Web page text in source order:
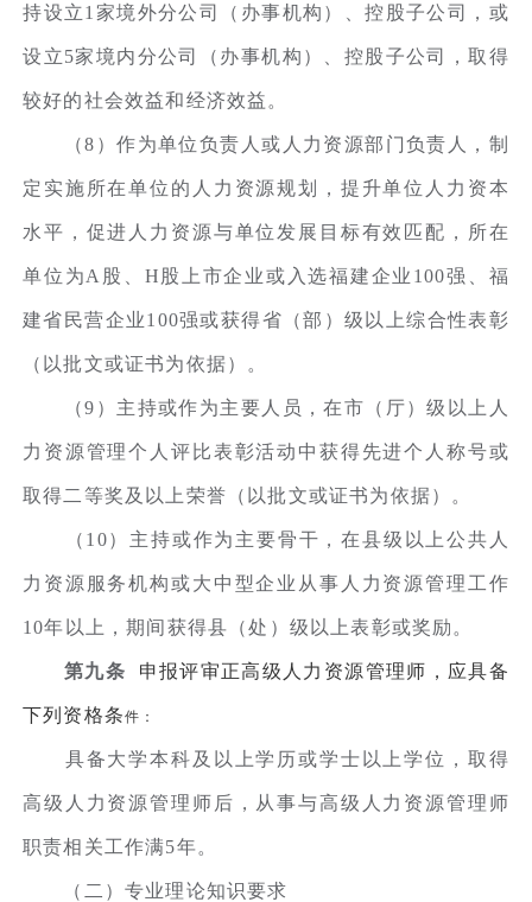
持设立1家境外分公司（办事机构）、控股子公司，或
设立5家境内分公司（办事机构）、控股子公司，取得
较好的社会效益和经济效益。
（8）作为单位负责人或人力资源部门负责人，制
定实施所在单位的人力资源规划，提升单位人力资本
水平，促进人力资源与单位发展目标有效匹配，所在
单位为A股、H股上市企业或入选福建企业100强、福
建省民营企业100强或获得省（部）级以上综合性表彰
（以批文或证书为依据）。
（9）主持或作为主要人员，在市（厅）级以上人
力资源管理个人评比表彰活动中获得先进个人称号或
取得二等奖及以上荣誉（以批文或证书为依据）。
（10）主持或作为主要骨干，在县级以上公共人
力资源服务机构或大中型企业从事人力资源管理工作
10年以上，期间获得县（处）级以上表彰或奖励。
第九条 申报评审正高级人力资源管理师，应具备
下列资格条件：
具备大学本科及以上学历或学士以上学位，取得
高级人力资源管理师后，从事与高级人力资源管理师
职责相关工作满5年。
（二）专业理论知识要求